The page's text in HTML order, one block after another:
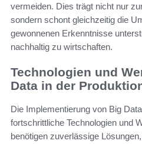
vermeiden. Dies trägt nicht nur
sondern schont gleichzeitig die
gewonnenen Erkenntnisse
nachhaltig zu wirtschaften.
Technologien und
Data in der
Die Implementierung von Big
fortschrittliche Technologien und
benötigen zuverlässige